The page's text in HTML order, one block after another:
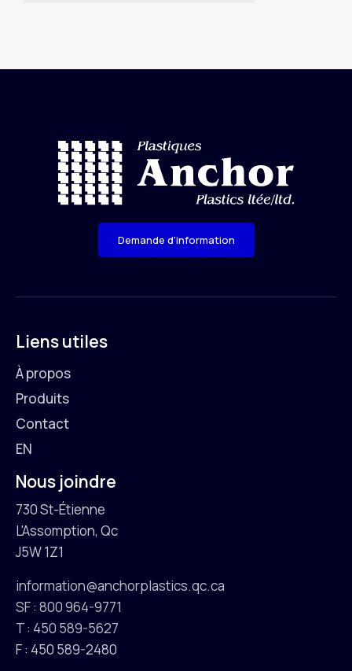
Demande d'information
Liens utiles
À propos
Produits
Contact
EN
Nous joindre
730 St-Étienne
L'Assomption, Qc
J5W 1Z1
information@anchorplastics.qc.ca
SF : 800 964-9771
T : 450 589-5627
F : 450 589-2480